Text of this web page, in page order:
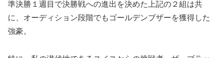
準決勝１週目で決勝戦への進出を決めた上記の２組は共
に、オーディション段階でもゴールデンブザーを獲得した
強豪。